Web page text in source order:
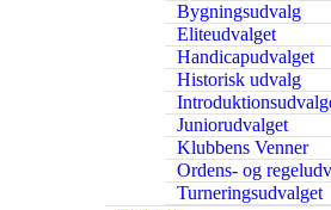
Bygningsudvalg
Eliteudvalget
Handicapudvalget
Historisk udvalg
Juniorudvalget
Klubbens Venner
Ordens- og
Turneringsudvalget